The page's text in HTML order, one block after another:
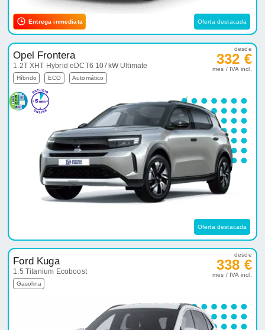
Entrega inmediata Oferta destacada
Opel Frontera
1.2T XHT Hybrid eDCT6 107kW Ultimate
Híbrido ECO Automático
desde
332 €
mes / IVA incl.
Oferta destacada
Ford Kuga
1.5 Titanium Ecoboost
Gasolina
desde
338 €
mes / IVA incl.